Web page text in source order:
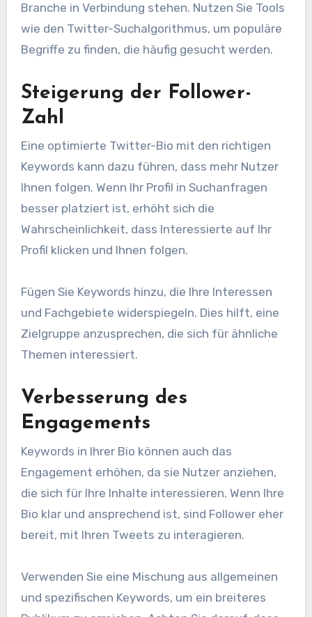
Branche in Verbindung stehen. Nutzen Sie Tools
wie den Twitter-Suchalgorithmus, um populäre
Begriffe zu finden, die häufig gesucht werden.
Steigerung der Follower-
Zahl
Eine optimierte Twitter-Bio mit den richtigen
Keywords kann dazu führen, dass mehr Nutzer
Ihnen folgen. Wenn Ihr Profil in Suchanfragen
besser platziert ist, erhöht sich die
Wahrscheinlichkeit, dass Interessierte auf Ihr
Profil klicken und Ihnen folgen.
Fügen Sie Keywords hinzu, die Ihre Interessen
und Fachgebiete widerspiegeln. Dies hilft, eine
Zielgruppe anzusprechen, die sich für ähnliche
Themen interessiert.
Verbesserung des
Engagements
Keywords in Ihrer Bio können auch das
Engagement erhöhen, da sie Nutzer anziehen,
die sich für Ihre Inhalte interessieren. Wenn Ihre
Bio klar und ansprechend ist, sind Follower eher
bereit, mit Ihren Tweets zu interagieren.
Verwenden Sie eine Mischung aus allgemeinen
und spezifischen Keywords, um ein breiteres